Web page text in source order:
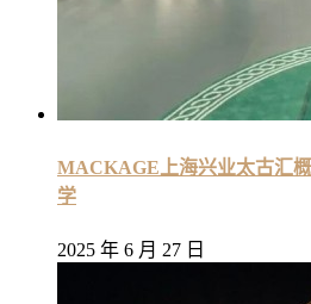
MACKAGE上海兴业太古汇
学
2025 年 6 月 27 日